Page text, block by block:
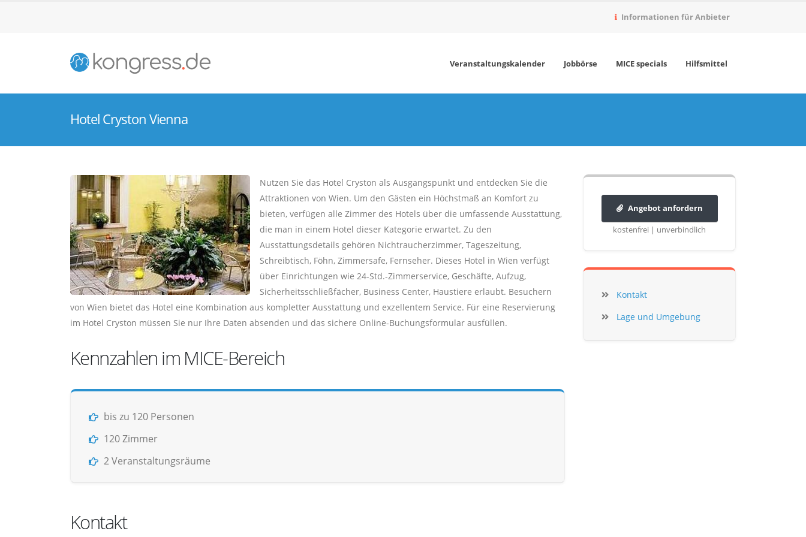
Informationen für Anbieter
Veranstaltungskalender Jobbörse MICE specials Hilfsmittel
Hotel Cryston Vienna
Nutzen Sie das Hotel Cryston als Ausgangspunkt und entdecken Sie die
Attraktionen von Wien. Um den Gästen ein Höchstmaß an Komfort zu
bieten, verfügen alle Zimmer des Hotels über die umfassende Ausstattung,
die man in einem Hotel dieser Kategorie erwartet. Zu den
Ausstattungsdetails gehören Nichtraucherzimmer, Tageszeitung,
Schreibtisch, Föhn, Zimmersafe, Fernseher. Dieses Hotel in Wien verfügt
über Einrichtungen wie 24-Std.-Zimmerservice, Geschäfte, Aufzug,
Sicherheitsschließfächer, Business Center, Haustiere erlaubt. Besuchern
von Wien bietet das Hotel eine Kombination aus kompletter Ausstattung und exzellentem Service. Für eine Reservierung
im Hotel Cryston müssen Sie nur Ihre Daten absenden und das sichere Online-Buchungsformular ausfüllen.
Kennzahlen im MICE-Bereich
bis zu 120 Personen
120 Zimmer
2 Veranstaltungsräume
Kontakt
Angebot anfordern
kostenfrei | unverbindlich
Kontakt
Lage und Umgebung